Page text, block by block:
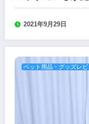
ネオエアロプラ
2021年9月29日
ペット用品・グッズレビ